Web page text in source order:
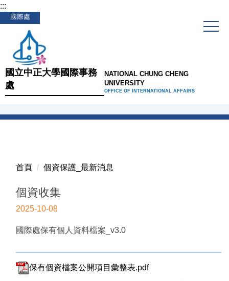
跳
到
內
容
區
:::
國際處
國立中正大學國際事務
處
NATIONAL CHUNG CHENG
UNIVERSITY
OFFICE OF INTERNATIONAL AFFAIRS
首頁 個資保護_最新消息
個資收集
2025-10-08
國際處保有個人資料檔案_v3.0
保有個資檔案公開項目彙整表.pdf